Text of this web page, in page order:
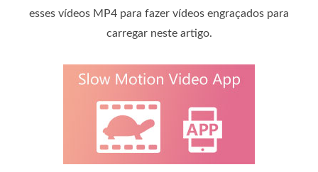
esses vídeos MP4 para fazer vídeos engraçados para
carregar neste artigo.